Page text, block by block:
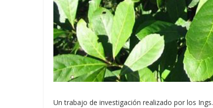
Un trabajo de investigación realizado por los